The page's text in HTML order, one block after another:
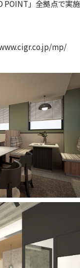
POINT」全拠点で実施
mp/